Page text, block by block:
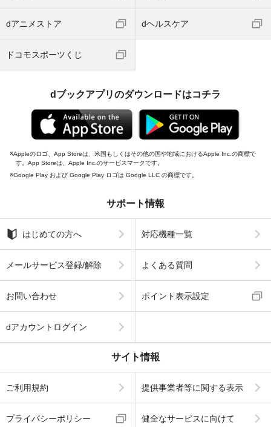
dアニメストア dヘルスケア
ドコモスポーツくじ
dブックアプリのダウンロードはコチラ
Appleのロゴ、App Storeは、米国もしくはその他の国や地域におけるApple Inc.の商標で
す。App Storeは、Apple Inc.のサービスマークです。
Google Play および Google Play ロゴは Google LLC の商標です。
サポート情報
はじめての方へ 対応機種一覧
メールサービス登録/解除 よくある質問
お問い合わせ ポイント表示設定
dアカウントログイン
サイト情報
ご利用規約 提供事業者等に関する表示
プライバシーポリシー 健全なサービスに向けて